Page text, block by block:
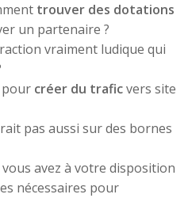
trouver des dotations
un partenaire ?
vraiment ludique qui
pour créer du traficvers site
pas aussi sur des bornes
vous avez à votre disposition
nécessaires pour